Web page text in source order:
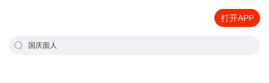
打开APP
国庆面人